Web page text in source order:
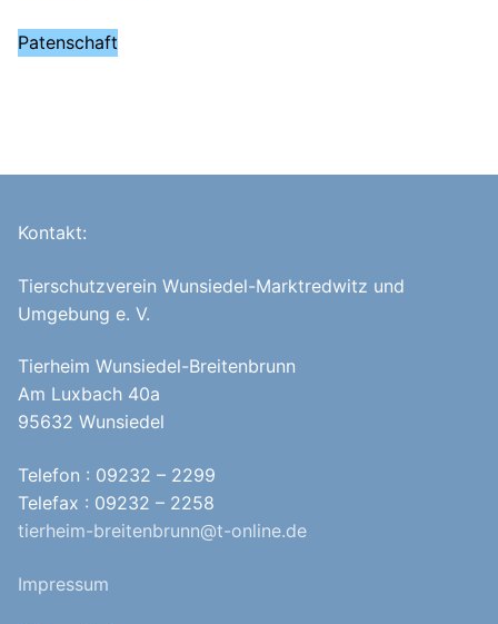
Patenschaft
Kontakt:
Tierschutzverein Wunsiedel-Marktredwitz und
Umgebung e. V.
Tierheim Wunsiedel-Breitenbrunn
Am Luxbach 40a
95632 Wunsiedel
Telefon : 09232 – 2299
Telefax : 09232 – 2258
tierheim-breitenbrunn@t-online.de
Impressum